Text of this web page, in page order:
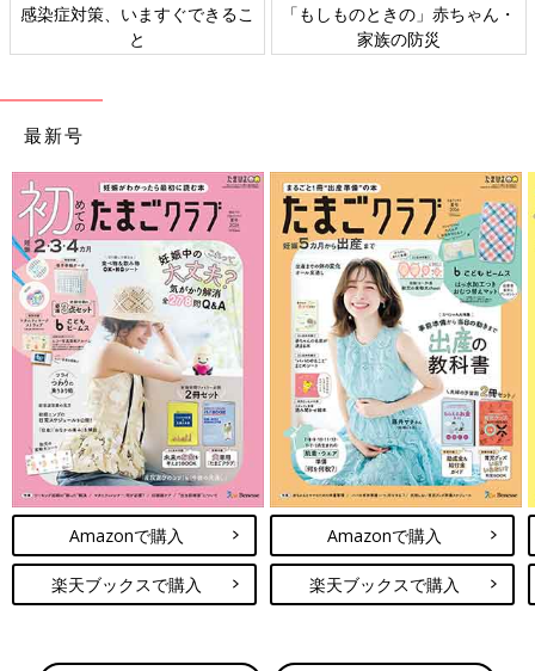
ゃん・
日本外来小児科学会リーフレッ
六星占術 細木かおりさ
最新号
Amazonで購入
楽天ブックスで購入
Amazonで購入
楽天ブックスで購入